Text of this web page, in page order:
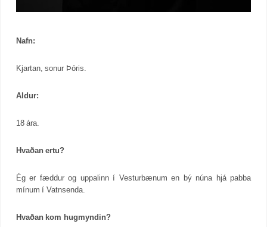
Nafn:
Kjartan, sonur Þóris.
Aldur:
18 ára.
Hvaðan ertu?
Ég er fæddur og uppalinn í Vesturbænum en bý núna hjá pabba
mínum í Vatnsenda.
Hvaðan kom hugmyndin?